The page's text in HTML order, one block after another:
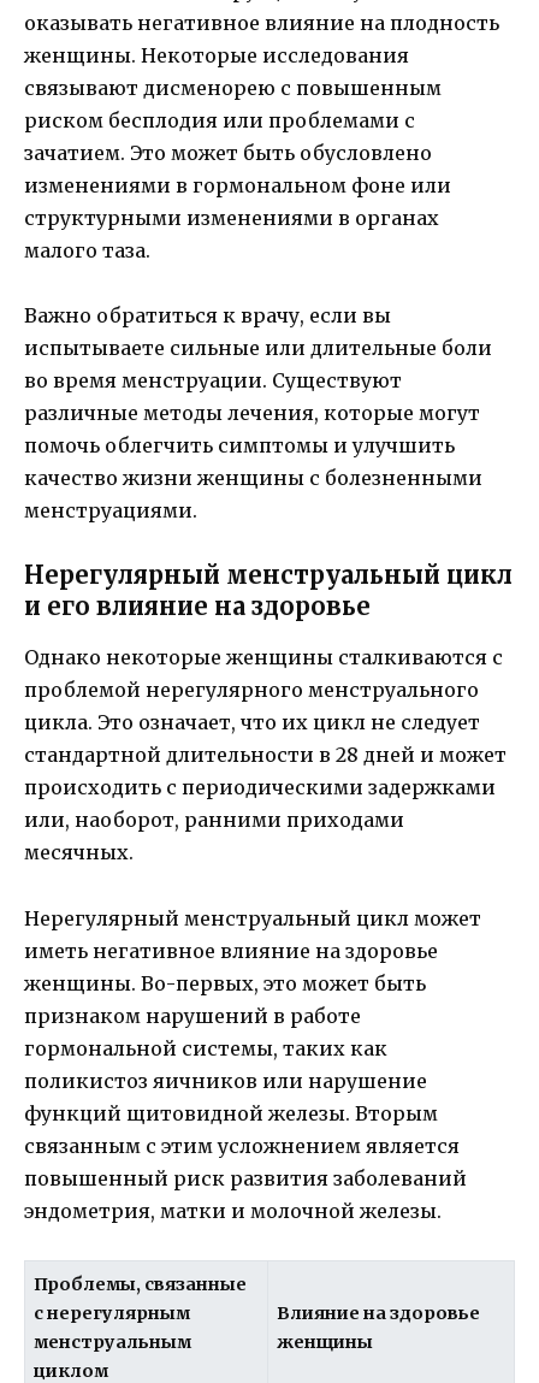
оказывать негативное влияние на плодность
женщины. Некоторые исследования
связывают дисменорею с повышенным
риском бесплодия или проблемами с
зачатием. Это может быть обусловлено
изменениями в гормональном фоне или
структурными изменениями в органах
малого таза.
Важно обратиться к врачу, если вы
испытываете сильные или длительные боли
во время менструации. Существуют
различные методы лечения, которые могут
помочь облегчить симптомы и улучшить
качество жизни женщины с болезненными
менструациями.
Нерегулярный менструальный цикл
и его влияние на здоровье
Однако некоторые женщины сталкиваются с
проблемой нерегулярного менструального
цикла. Это означает, что их цикл не следует
стандартной длительности в 28 дней и может
происходить с периодическими задержками
или, наоборот, ранними приходами
месячных.
Нерегулярный менструальный цикл может
иметь негативное влияние на здоровье
женщины. Во-первых, это может быть
признаком нарушений в работе
гормональной системы, таких как
поликистоз яичников или нарушение
функций щитовидной железы. Вторым
связанным с этим усложнением является
повышенный риск развития заболеваний
эндометрия, матки и молочной железы.
Проблемы, связанные
с нерегулярным
менструальным
циклом
Влияние на здоровье
женщины